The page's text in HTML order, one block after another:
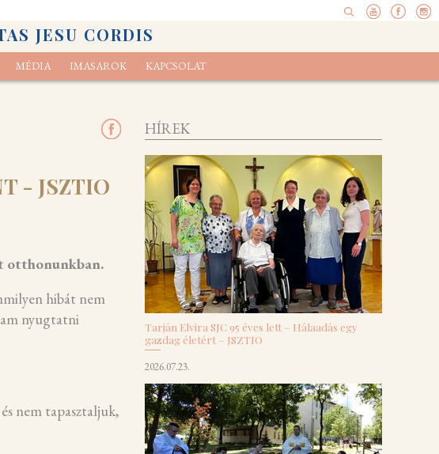
JESU CORDIS
MÉDIA IMASAROK KAPCSOLAT
- JSZTIO
otthonunkban.
hibát nem
nyugtatni
nem tapasztaljuk,
HÍREK
Tarján Elvira SJC 95 éves lett – Hálaadás egy
gazdag életért – JSZTIO
2026.07.23.